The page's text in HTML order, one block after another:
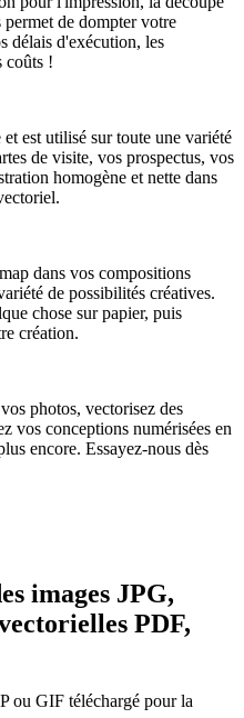
de dompter votre
délais d'exécution, les
coûts !
est utilisé sur toute une variété
de visite, vos prospectus, vos
homogène et nette dans
dans vos compositions
de possibilités créatives.
chose sur papier, puis
création.
photos, vectorisez des
vos conceptions numérisées en
encore. Essayez-nous dès
images JPG,
PDF,